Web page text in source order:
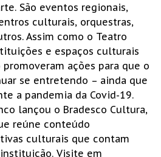
São eventos regionais,
culturais, orquestras,
Assim como o Teatro
e espaços culturais
ações para que o
se entretendo – ainda que
a pandemia da Covid-19.
lançou o Bradesco Cultura,
reúne conteúdo
culturais que contam
Visite em